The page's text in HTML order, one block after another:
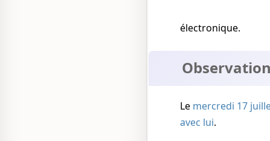
électronique.
Le mercredi 17
avec lui.